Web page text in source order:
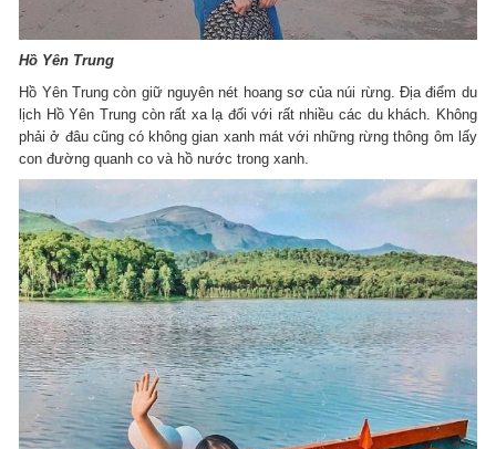
Hồ Yên Trung
Hồ Yên Trung còn giữ nguyên nét hoang sơ của núi rừng. Địa điểm du
lịch Hồ Yên Trung còn rất xa lạ đối với rất nhiều các du khách. Không
phải ở đâu cũng có không gian xanh mát với những rừng thông ôm lấy
con đường quanh co và hồ nước trong xanh.